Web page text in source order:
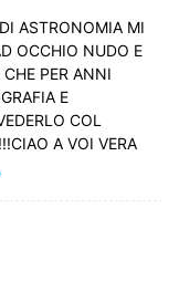
ASTRONOMIA MI
OCCHIO NUDO E
PER ANNI
E
COL
A VOI VERA